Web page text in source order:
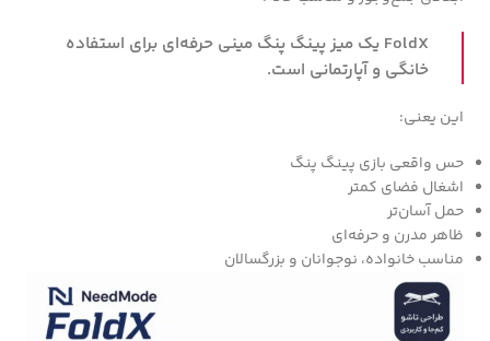
FoldX یک میز پینگ پنگ مینی حرفه‌ای برای استفاده
خانگی و آپارتمانی است.
این یعنی:
حس واقعی بازی پینگ پنگ
اشغال فضای کمتر
حمل آسان‌تر
ظاهر مدرن و حرفه‌ای
مناسب خانواده، نوجوانان و بزرگسالان